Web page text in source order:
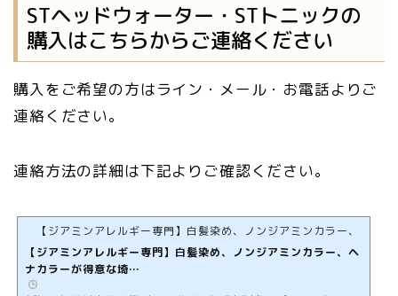
STヘッドウォーター・STトニックの
購入はこちらからご連絡ください
購入をご希望の方はライン・メール・お電話よりご
連絡ください。
連絡方法の詳細は下記よりご確認ください。
【ジアミンアレルギー専門】白髪染め、ノンジアミンカラー、ヘナ
【ジアミンアレルギー専門】白髪染め、ノンジアミンカラー、ヘ
ナカラーが得意な埼…